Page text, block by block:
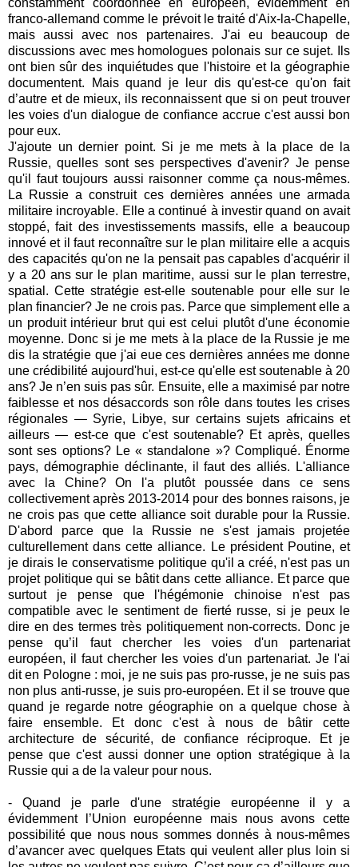
constamment coordonnée en européen, évidemment en
franco-allemand comme le prévoit le traité d'Aix-la-Chapelle,
mais aussi avec nos partenaires. J'ai eu beaucoup de
discussions avec mes homologues polonais sur ce sujet. Ils
ont bien sûr des inquiétudes que l'histoire et la géographie
documentent. Mais quand je leur dis qu'est-ce qu'on fait
d’autre et de mieux, ils reconnaissent que si on peut trouver
les voies d'un dialogue de confiance accrue c'est aussi bon
pour eux.
J'ajoute un dernier point. Si je me mets à la place de la
Russie, quelles sont ses perspectives d'avenir? Je pense
qu'il faut toujours aussi raisonner comme ça nous-mêmes.
La Russie a construit ces dernières années une armada
militaire incroyable. Elle a continué à investir quand on avait
stoppé, fait des investissements massifs, elle a beaucoup
innové et il faut reconnaître sur le plan militaire elle a acquis
des capacités qu'on ne la pensait pas capables d'acquérir il
y a 20 ans sur le plan maritime, aussi sur le plan terrestre,
spatial. Cette stratégie est-elle soutenable pour elle sur le
plan financier? Je ne crois pas. Parce que simplement elle a
un produit intérieur brut qui est celui plutôt d'une économie
moyenne. Donc si je me mets à la place de la Russie je me
dis la stratégie que j'ai eue ces dernières années me donne
une crédibilité aujourd'hui, est-ce qu'elle est soutenable à 20
ans? Je n’en suis pas sûr. Ensuite, elle a maximisé par notre
faiblesse et nos désaccords son rôle dans toutes les crises
régionales — Syrie, Libye, sur certains sujets africains et
ailleurs — est-ce que c'est soutenable? Et après, quelles
sont ses options? Le « standalone »? Compliqué. Énorme
pays, démographie déclinante, il faut des alliés. L'alliance
avec la Chine? On l'a plutôt poussée dans ce sens
collectivement après 2013-2014 pour des bonnes raisons, je
ne crois pas que cette alliance soit durable pour la Russie.
D'abord parce que la Russie ne s'est jamais projetée
culturellement dans cette alliance. Le président Poutine, et
je dirais le conservatisme politique qu'il a créé, n'est pas un
projet politique qui se bâtit dans cette alliance. Et parce que
surtout je pense que l'hégémonie chinoise n'est pas
compatible avec le sentiment de fierté russe, si je peux le
dire en des termes très politiquement non-corrects. Donc je
pense qu’il faut chercher les voies d'un partenariat
européen, il faut chercher les voies d'un partenariat. Je l'ai
dit en Pologne : moi, je ne suis pas pro-russe, je ne suis pas
non plus anti-russe, je suis pro-européen. Et il se trouve que
quand je regarde notre géographie on a quelque chose à
faire ensemble. Et donc c'est à nous de bâtir cette
architecture de sécurité, de confiance réciproque. Et je
pense que c'est aussi donner une option stratégique à la
Russie qui a de la valeur pour nous.
- Quand je parle d'une stratégie européenne il y a
évidemment l’Union européenne mais nous avons cette
possibilité que nous nous sommes donnés à nous-mêmes
d’avancer avec quelques Etats qui veulent aller plus loin si